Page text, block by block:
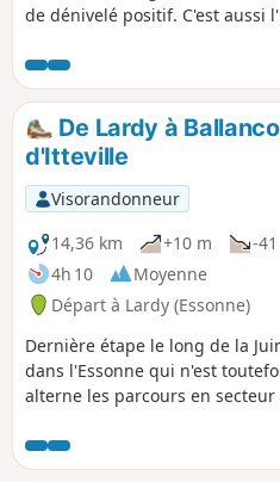
de dénivelé positif. C'est aussi
magnifiques monuments,
l'Église Saint-Yon, l'église de
de Dourdan. D'autres
ville. L'essentiel du parcours
plusieurs montées et descentes
parcours rencontre de très
moins grand.
De Lardy à
d'Itteville
Visorandonneur
14,36 km
+10 m
-
4h 10
Moyenne
Départ à Lardy (Essonne)
Dernière étape le long de la
dans l'Essonne qui n'est
alterne les parcours en
ses observatoires à oiseaux,
cette randonnée.